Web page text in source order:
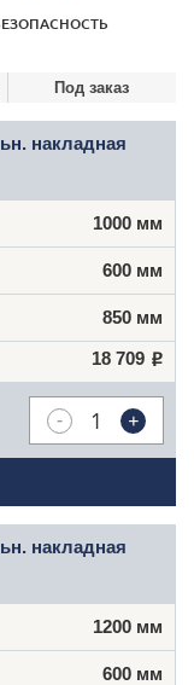
Под заказ
накладная
1000 мм
600 мм
850 мм
18 709 Р
- +
накладная
1200 мм
600 мм